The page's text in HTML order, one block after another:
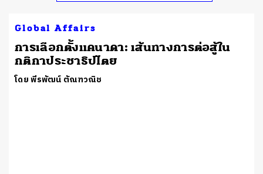
Global Affairs
​การเลือกตั้งแคนาดา: เส้นทางการต่อสู้ใน
กติกาประชาธิปไตย
โดย พีรพัฒน์ ตัณฑวณิช